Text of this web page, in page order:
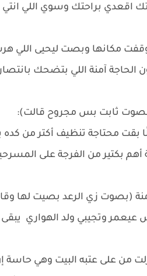
اقعدي براحتك وسوي اللي انتي
مكانها وبصت ليحيى اللي
الحاجة آمنة اللي بتضحك
ثابت بس مجروح قالت):
بقت محتاجة تنظيف أكتر من
أهم بكتير من الفرجة على
(بصوت زي الرعد بصيت لها
عيعمر وتجيبي ولد الهواري
من على عتبه البيت وهي حاسة